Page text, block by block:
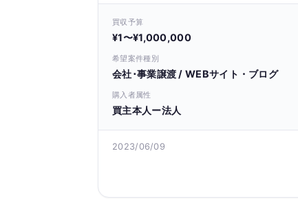
買収予算
¥1〜¥1,000,000
希望案件種別
会社･事業譲渡 / WEBサイト・ブログ
購入者属性
買主本人ー法人
2023/06/09